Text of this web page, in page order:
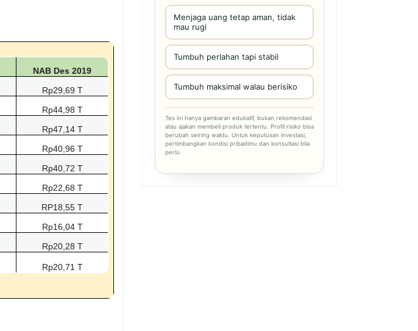
NAB Des 2019
Rp29,69 T
Rp44,98 T
Rp47,14 T
Rp40,96 T
Rp40,72 T
Rp22,68 T
RP18,55 T
Rp16,04 T
Rp20,28 T
Rp20,71 T
Menjaga uang tetap aman, tidak
mau rugi
Tumbuh perlahan tapi stabil
Tumbuh maksimal walau berisiko
Tes ini hanya gambaran edukatif, bukan rekomendasi
atau ajakan membeli produk tertentu. Profil risiko bisa
berubah seiring waktu. Untuk keputusan investasi,
pertimbangkan kondisi pribadimu dan konsultasi bila
perlu.